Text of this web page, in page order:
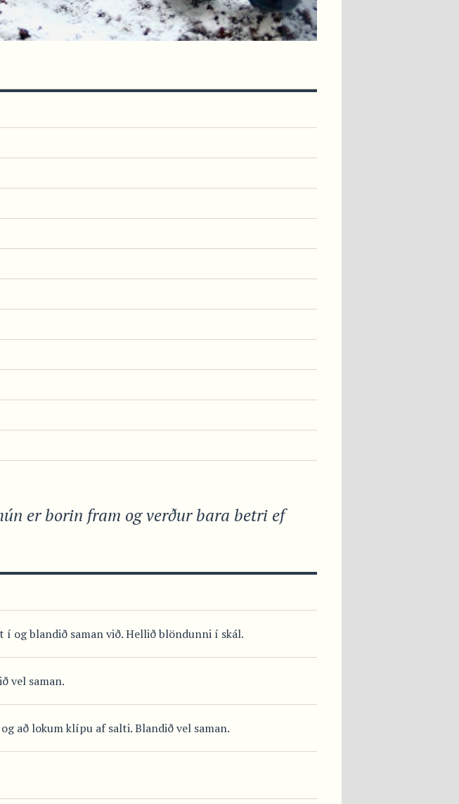
er borin fram og verður bara betri ef
og blandið saman við. Hellið blöndunni í skál.
vel saman.
að lokum klípu af salti. Blandið vel saman.